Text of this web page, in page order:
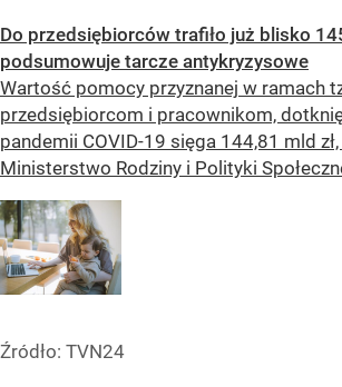
Do przedsiębiorców trafiło już blisko
podsumowuje tarcze antykryzysowe
Wartość pomocy przyznanej w ramach
przedsiębiorcom i pracownikom,
pandemii COVID-19 sięga 144,81 mld zł,
Ministerstwo Rodziny i Polityki
Źródło: TVN24